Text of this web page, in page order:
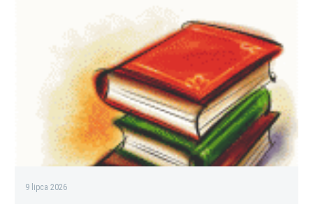
rok
szkolny
do
zakupienia
przez
rodziców
9 lipca 2026